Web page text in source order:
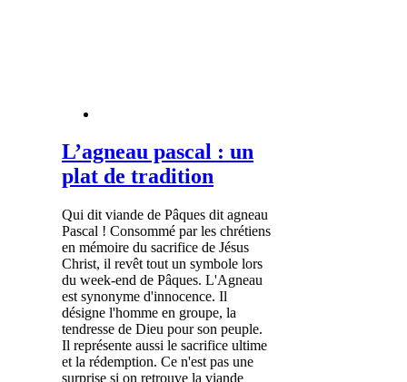
L’agneau pascal : un
plat de tradition
Qui dit viande de Pâques dit agneau
Pascal ! Consommé par les chrétiens
en mémoire du sacrifice de Jésus
Christ, il revêt tout un symbole lors
du week-end de Pâques. L'Agneau
est synonyme d'innocence. Il
désigne l'homme en groupe, la
tendresse de Dieu pour son peuple.
Il représente aussi le sacrifice ultime
et la rédemption. Ce n'est pas une
surprise si on retrouve la viande